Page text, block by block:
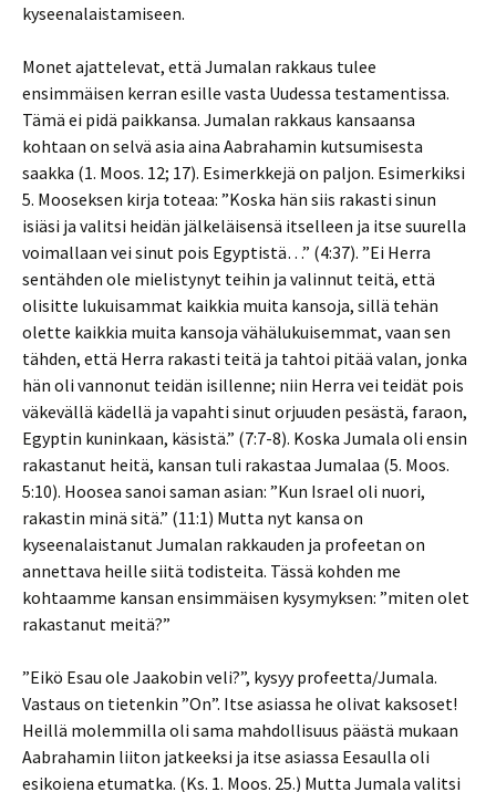
kyseenalaistamiseen.
Monet ajattelevat, että Jumalan rakkaus tulee
ensimmäisen kerran esille vasta Uudessa testamentissa.
Tämä ei pidä paikkansa. Jumalan rakkaus kansaansa
kohtaan on selvä asia aina Aabrahamin kutsumisesta
saakka (1. Moos. 12; 17). Esimerkkejä on paljon. Esimerkiksi
5. Mooseksen kirja toteaa: ”Koska hän siis rakasti sinun
isiäsi ja valitsi heidän jälkeläisensä itselleen ja itse suurella
voimallaan vei sinut pois Egyptistä…” (4:37). ”Ei Herra
sentähden ole mielistynyt teihin ja valinnut teitä, että
olisitte lukuisammat kaikkia muita kansoja, sillä tehän
olette kaikkia muita kansoja vähälukuisemmat, vaan sen
tähden, että Herra rakasti teitä ja tahtoi pitää valan, jonka
hän oli vannonut teidän isillenne; niin Herra vei teidät pois
väkevällä kädellä ja vapahti sinut orjuuden pesästä, faraon,
Egyptin kuninkaan, käsistä.” (7:7-8). Koska Jumala oli ensin
rakastanut heitä, kansan tuli rakastaa Jumalaa (5. Moos.
5:10). Hoosea sanoi saman asian: ”Kun Israel oli nuori,
rakastin minä sitä.” (11:1) Mutta nyt kansa on
kyseenalaistanut Jumalan rakkauden ja profeetan on
annettava heille siitä todisteita. Tässä kohden me
kohtaamme kansan ensimmäisen kysymyksen: ”miten olet
rakastanut meitä?”
”Eikö Esau ole Jaakobin veli?”, kysyy profeetta/Jumala.
Vastaus on tietenkin ”On”. Itse asiassa he olivat kaksoset!
Heillä molemmilla oli sama mahdollisuus päästä mukaan
Aabrahamin liiton jatkeeksi ja itse asiassa Eesaulla oli
esikoiena etumatka. (Ks. 1. Moos. 25.) Mutta Jumala valitsi